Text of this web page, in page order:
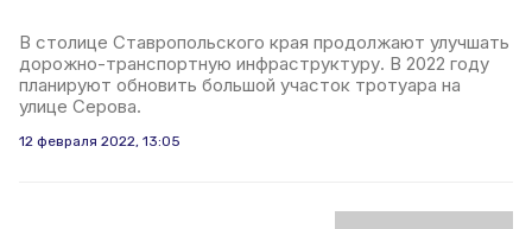
В столице Ставропольского края продолжают улучшать
дорожно-транспортную инфраструктуру. В 2022 году
планируют обновить большой участок тротуара на
улице Серова.
12 февраля 2022, 13:05